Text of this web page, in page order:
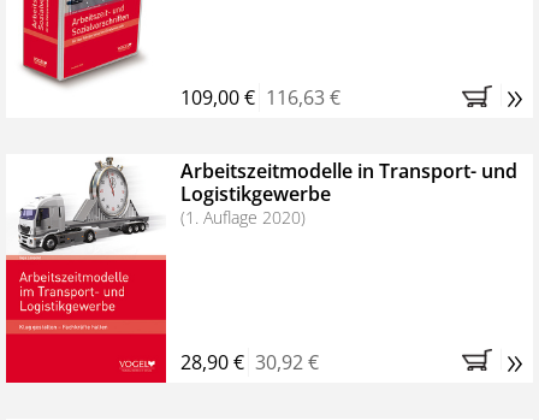
109,00 € 116,63 € »
Arbeitszeitmodelle in Transport- und
Logistikgewerbe
(1. Auflage 2020)
28,90 € 30,92 € »